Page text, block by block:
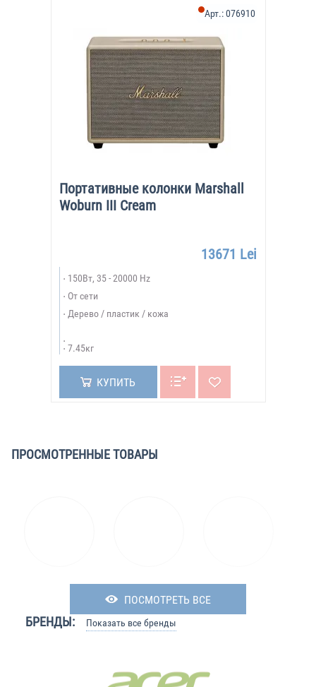
Портативные колонки Marshall
Woburn III Cream
Арт.:076910
13671 Lei
150Вт, 35 - 20000 Hz
От сети
Дерево / пластик / кожа
7.45кг
КУПИТЬ
ПРОСМОТРЕННЫЕ ТОВАРЫ
ПОСМОТРЕТЬ ВСЕ
БРЕНДЫ: Показать все бренды